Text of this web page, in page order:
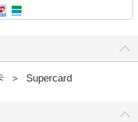
＞ Supercard